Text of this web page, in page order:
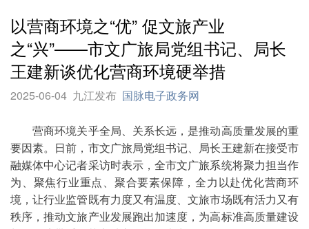
以营商环境之“优” 促文旅产业
之“兴”——市文广旅局党组书记、局长
王建新谈优化营商环境硬举措
2025-06-04 九江发布 国脉电子政务网
营商环境关乎全局、关系长远，是推动高质量发展的重
要因素。日前，市文广旅局党组书记、局长王建新在接受市
融媒体中心记者采访时表示，全市文广旅系统将聚力担当作
为、聚焦行业重点、聚合要素保障，全力以赴优化营商环
境，让行业监管既有力度又有温度、文旅市场既有活力又有
秩序，推动文旅产业发展跑出加速度，为高标准高质量建设